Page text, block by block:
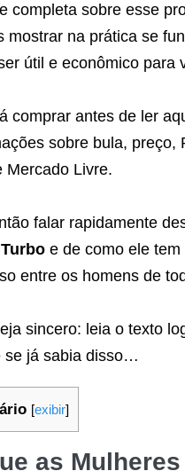
completa sobre esse
mostrar na prática se
útil e econômico para
comprar antes de ler
sobre bula, preço,
Mercado Livre.
falar rapidamente
e de como ele tem
entre os homens de
sincero: leia o texto
se já sabia disso…
[exibir]
as Mulheres